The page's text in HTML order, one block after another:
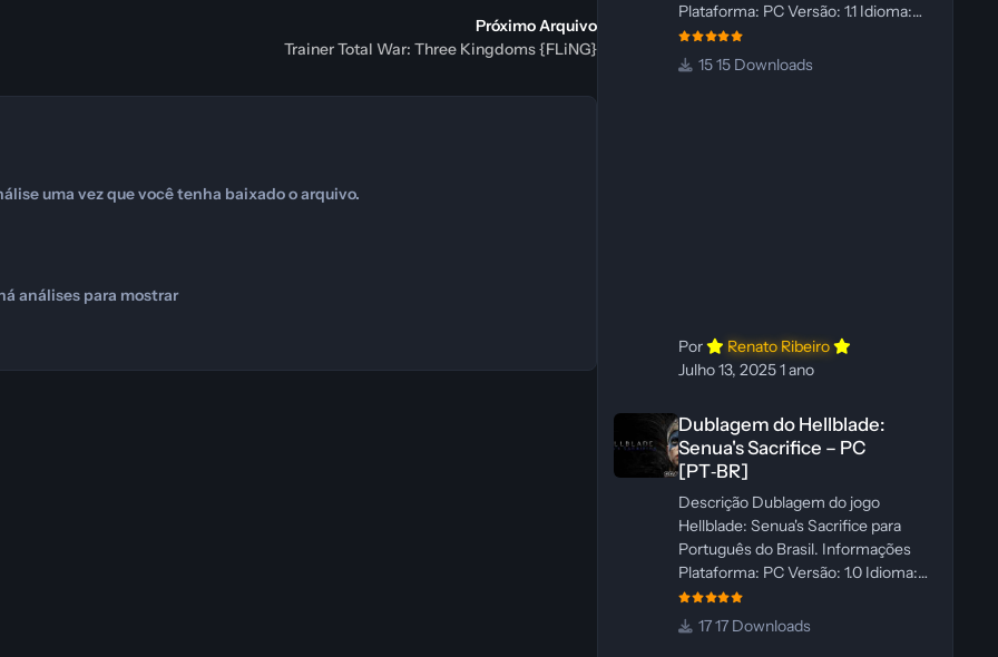
Próximo Arquivo
Trainer Total War: Three Kingdoms {FLiNG}
uma vez que você tenha baixado o arquivo.
análises para mostrar
Plataforma: PC Versão: 1.1 Idioma:
Português‑BR Versão Suportada:
Steam Idioma Suportado: Inglês
15 Downloads
Por
Renato Ribeiro
Julho 13, 20251 ano
Dublagem do Hellblade:
Senua's Sacrifice – PC
[PT‑BR]
Descrição Dublagem do jogo
Hellblade: Senua's Sacrifice para
Português do Brasil. Informações
Plataforma: PC Versão: 1.0 Idioma:
Português‑BR Versão Suportada:
Steam Idioma Suportado: Inglês
17 Downloads